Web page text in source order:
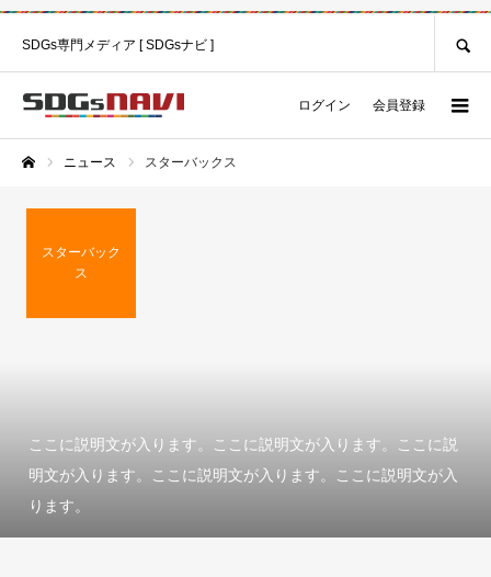
SDGs専門メディア [ SDGsナビ ]
ログイン 会員登録
ニュース スターバックス
スターバック
ス
ここに説明文が入ります。ここに説明文が入ります。ここに説
明文が入ります。ここに説明文が入ります。ここに説明文が入
ります。